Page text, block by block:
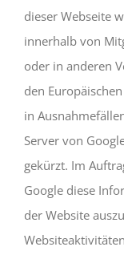
dieser Webseite
innerhalb von
oder in anderen
den
in
Server von
gekürzt. Im
Google diese
der Website